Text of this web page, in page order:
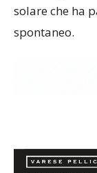
solare che ha
spontaneo.